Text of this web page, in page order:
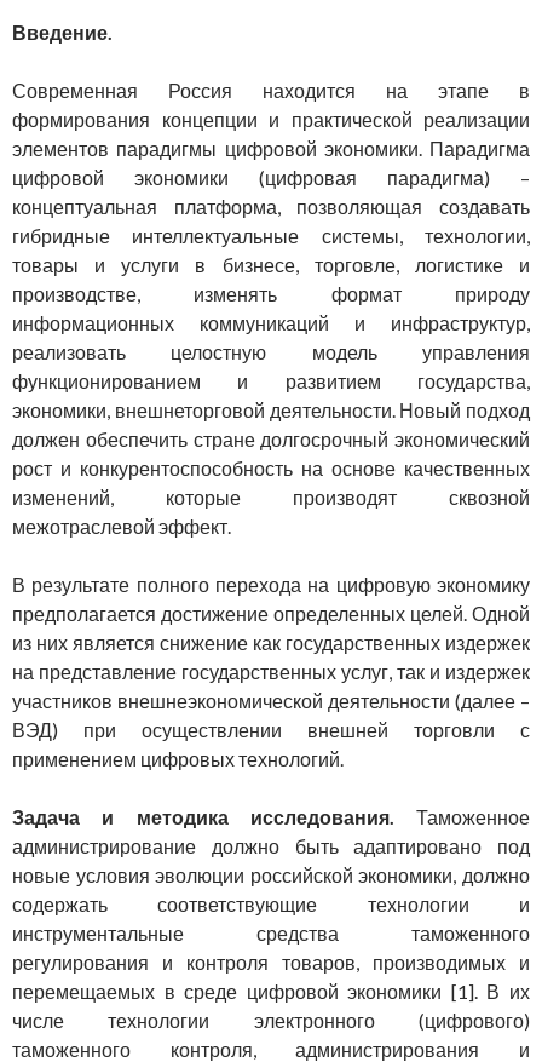
Введение.
Современная Россия находится на этапе в
формирования концепции и практической реализации
элементов парадигмы цифровой экономики. Парадигма
цифровой экономики (цифровая парадигма) –
концептуальная платформа, позволяющая создавать
гибридные интеллектуальные системы, технологии,
товары и услуги в бизнесе, торговле, логистике и
производстве, изменять формат природу
информационных коммуникаций и инфраструктур,
реализовать целостную модель управления
функционированием и развитием государства,
экономики, внешнеторговой деятельности. Новый подход
должен обеспечить стране долгосрочный экономический
рост и конкурентоспособность на основе качественных
изменений, которые производят сквозной
межотраслевой эффект.
В результате полного перехода на цифровую экономику
предполагается достижение определенных целей. Одной
из них является снижение как государственных издержек
на представление государственных услуг, так и издержек
участников внешнеэкономической деятельности (далее –
ВЭД) при осуществлении внешней торговли с
применением цифровых технологий.
Задача и методика исследования.
Таможенное
администрирование должно быть адаптировано под
новые условия эволюции российской экономики, должно
содержать соответствующие технологии и
инструментальные средства таможенного
регулирования и контроля товаров, производимых и
перемещаемых в среде цифровой экономики [1]. В их
числе технологии электронного (цифрового)
таможенного контроля, администрирования и